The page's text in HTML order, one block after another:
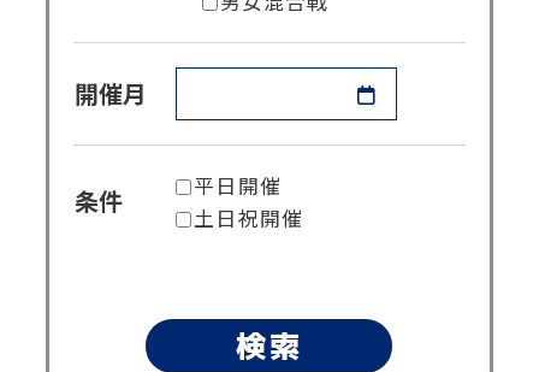
開催月
条件
平日開催
土日祝開催
検索